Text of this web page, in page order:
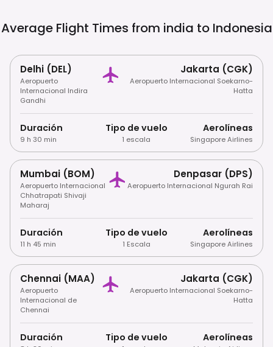
Locales, Incluyendo Vestimenta Modesta
Average Flight Times from india to Indonesia
Delhi (DEL)
Aeropuerto
Internacional Indira
Gandhi
Jakarta (CGK)
Aeropuerto Internacional Soekarno-
Hatta
Duración
9 h 30 min
Tipo de vuelo
1 escala
Aerolíneas
Singapore Airlines
Mumbai (BOM)
Aeropuerto Internacional
Chhatrapati Shivaji
Maharaj
Denpasar (DPS)
Aeropuerto Internacional Ngurah Rai
Duración
11 h 45 min
Tipo de vuelo
1 Escala
Aerolíneas
Singapore Airlines
Chennai (MAA)
Aeropuerto
Internacional de
Chennai
Jakarta (CGK)
Aeropuerto Internacional Soekarno-
Hatta
Duración Tipo de vuelo Aerolíneas